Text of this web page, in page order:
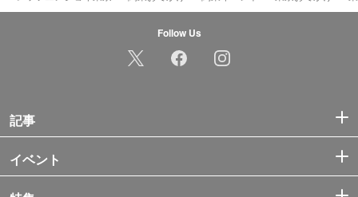
Follow Us
記事
イベント